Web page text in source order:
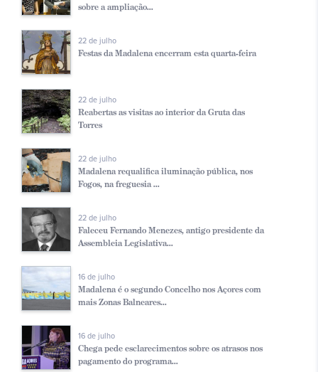
sobre a ampliação...
22 de julho
Festas da Madalena encerram esta quarta-feira
22 de julho
Reabertas as visitas ao interior da Gruta das
Torres
22 de julho
Madalena requalifica iluminação pública, nos
Fogos, na freguesia ...
22 de julho
Faleceu Fernando Menezes, antigo presidente da
Assembleia Legislativa...
16 de julho
Madalena é o segundo Concelho nos Açores com
mais Zonas Balneares...
16 de julho
Chega pede esclarecimentos sobre os atrasos nos
pagamento do programa...